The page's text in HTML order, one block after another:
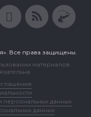
Все права защищены.
материалов
данных
данных